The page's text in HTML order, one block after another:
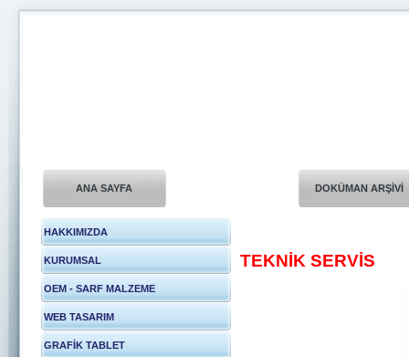
ANA SAYFA DOKÜMAN ARŞİVİ
HAKKIMIZDA
KURUMSAL
OEM - SARF MALZEME
WEB TASARIM
GRAFİK TABLET
TEKNİK SERVİS